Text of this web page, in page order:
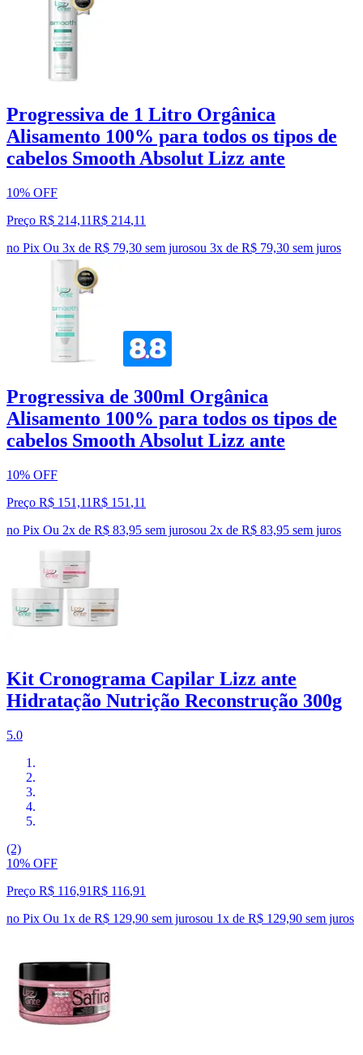
Progressiva de 1 Litro Orgânica
Alisamento 100% para todos os tipos de
cabelos Smooth Absolut Lizz ante
10% OFF
Preço R$ 214,11R$ 214,11
no Pix Ou 3x de R$ 79,30 sem jurosou 3x de R$ 79,30 sem juros
Progressiva de 300ml Orgânica
Alisamento 100% para todos os tipos de
cabelos Smooth Absolut Lizz ante
10% OFF
Preço R$ 151,11R$ 151 ,11
no Pix Ou 2x de R$ 83,95 sem jurosou 2x de R$ 83,95 sem juros
Kit Cronograma Capilar Lizz ante
Hidratação Nutrição Reconstrução 300g
5.0
(2)
10% OFF
Preço R$ 116,91R$ 116,91
no Pix Ou 1x de R$ 129,90 sem jurosou 1x de R$ 129,90 sem juros